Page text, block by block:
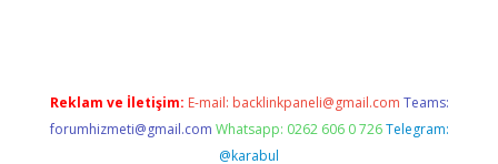
Reklam ve İletişim: E-mail: backlinkpaneli@gmail.com Teams:
forumhizmeti@gmail.com Whatsapp: 0262 606 0 726 Telegram:
@karabul